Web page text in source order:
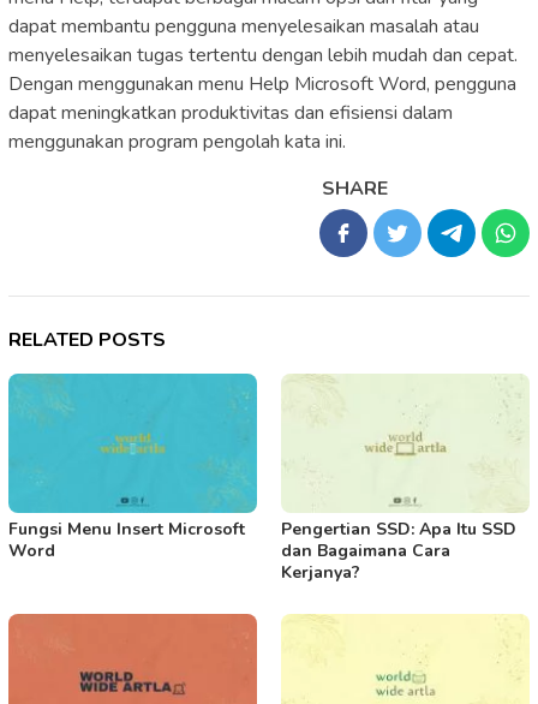
dapat membantu pengguna menyelesaikan masalah atau
menyelesaikan tugas tertentu dengan lebih mudah dan cepat.
Dengan menggunakan menu Help Microsoft Word, pengguna
dapat meningkatkan produktivitas dan efisiensi dalam
menggunakan program pengolah kata ini.
SHARE
RELATED POSTS
Fungsi Menu Insert Microsoft
Word
Pengertian SSD: Apa Itu SSD
dan Bagaimana Cara
Kerjanya?